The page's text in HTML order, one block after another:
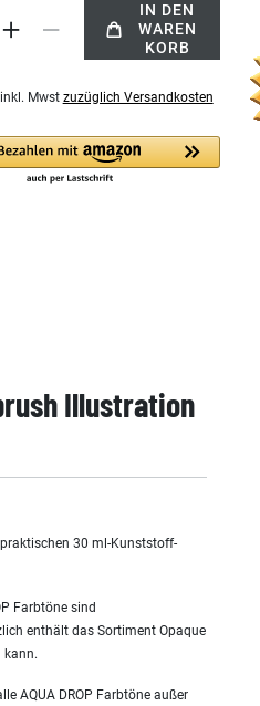
IN DEN
WAREN
KORB
Mwst zuzüglich Versandkosten
Illustration
30 ml-Kunststoff-
Farbtöne sind
enthält das Sortiment Opaque
kann.
AQUA DROP Farbtöne außer